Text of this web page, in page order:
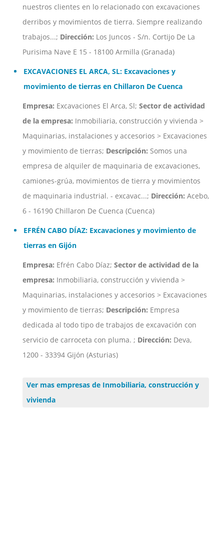
nuestros clientes en lo relacionado con excavaciones
derribos y movimientos de tierra. Siempre realizando
trabajos...; Dirección: Los Juncos - S/n. Cortijo De La
Purisima Nave E 15 - 18100 Armilla (Granada)
EXCAVACIONES EL ARCA, SL: Excavaciones y
movimiento de tierras en Chillaron De Cuenca
Empresa: Excavaciones El Arca, Sl; Sector de actividad
de la empresa: Inmobiliaria, construcción y vivienda >
Maquinarias, instalaciones y accesorios > Excavaciones
y movimiento de tierras; Descripción: Somos una
empresa de alquiler de maquinaria de excavaciones,
camiones-grúa, movimientos de tierra y movimientos
de maquinaria industrial. - excavac...; Dirección: Acebo,
6 - 16190 Chillaron De Cuenca (Cuenca)
EFRÉN CABO DÍAZ: Excavaciones y movimiento de
tierras en Gijón
Empresa: Efrén Cabo Díaz; Sector de actividad de la
empresa: Inmobiliaria, construcción y vivienda >
Maquinarias, instalaciones y accesorios > Excavaciones
y movimiento de tierras; Descripción: Empresa
dedicada al todo tipo de trabajos de excavación con
servicio de carroceta con pluma. ; Dirección: Deva,
1200 - 33394 Gijón (Asturias)
Ver mas empresas de Inmobiliaria, construcción y
vivienda